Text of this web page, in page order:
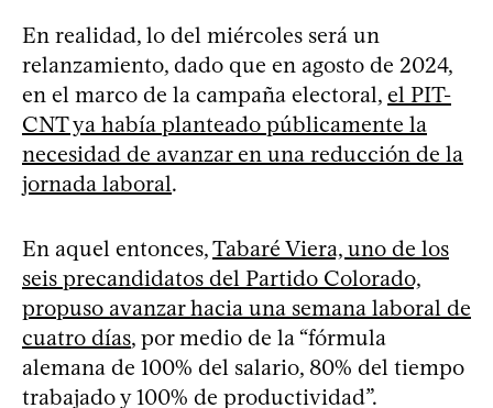
En realidad, lo del miércoles será un
relanzamiento, dado que en agosto de 2024,
en el marco de la campaña electoral, el PIT-
CNT ya había planteado públicamente la
necesidad de avanzar en una reducción de la
jornada laboral.
En aquel entonces,Tabaré Viera, uno de los
seis precandidatos del Partido Colorado,
propuso avanzar hacia una semana laboral de
cuatro días, por medio de la “fórmula
alemana de 100% del salario, 80% del tiempo
trabajado y 100% de productividad”.